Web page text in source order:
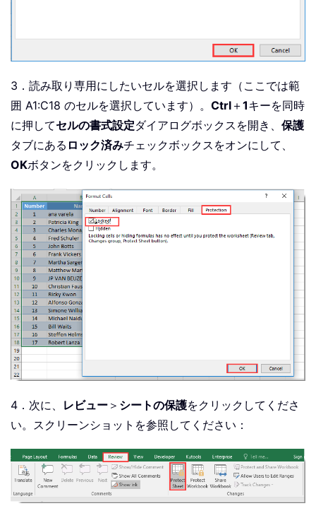
3．読み取り専用にしたいセルを選択します（ここでは範
囲 A1:C18 のセルを選択しています）。 Ctrl＋1キーを同時
に押してセルの書式設定ダイアログボックスを開き、 保護
タブにある ロック済みチェックボックスをオンにして、
OKボタンをクリックします。
4．次に、 レビュー ＞ シートの保護をクリックしてくださ
い。スクリーンショットを参照してください：